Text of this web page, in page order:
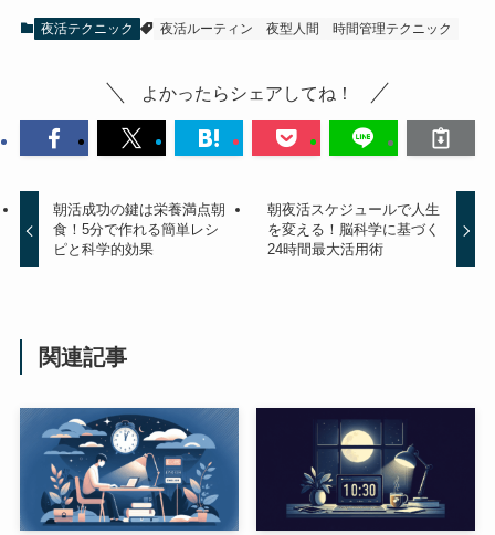
夜活テクニック 夜活ルーティン 夜型人間 時間管理テクニック
よかったらシェアしてね！
朝活成功の鍵は栄養満点朝
食！5分で作れる簡単レシ
ピと科学的効果
朝夜活スケジュールで人生
を変える！脳科学に基づく
24時間最大活用術
関連記事